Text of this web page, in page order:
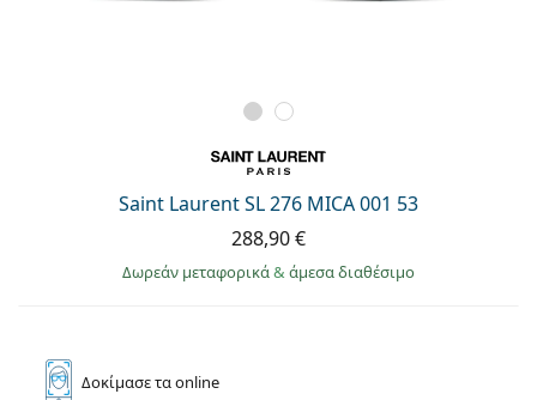
Saint Laurent SL 276 MICA 001 53
288,90 €
Δωρεάν μεταφορικά& άμεσα διαθέσιμο
Δοκίμασετα online